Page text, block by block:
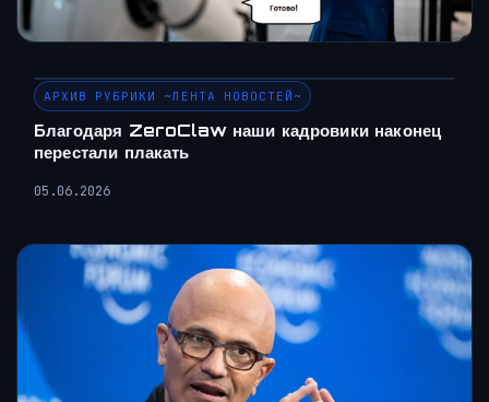
АРХИВ РУБРИКИ ~ЛЕНТА НОВОСТЕЙ~
Благодаря ZeroClaw наши кадровики наконец
перестали плакать
05.06.2026